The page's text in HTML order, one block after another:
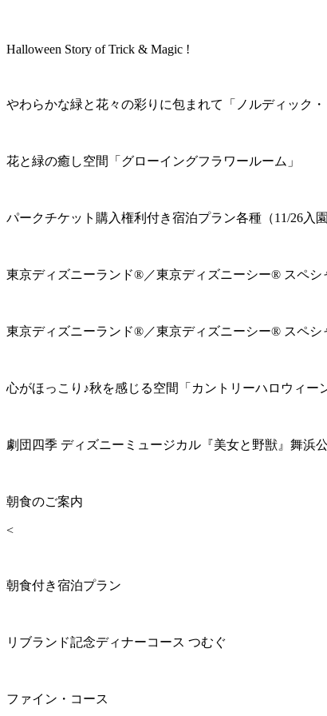
Halloween Story of Trick & Magic !
やわらかな緑と花々の彩りに包まれて「ノルディック・
花と緑の癒し空間「グローイングフラワールーム」
パークチケット購入権利付き宿泊プラン各種（11/26入園
東京ディズニーランド®／東京ディズニーシー® スペ
東京ディズニーランド®／東京ディズニーシー® スペ
心がほっこり♪秋を感じる空間「カントリーハロウィー
劇団四季 ディズニーミュージカル『美女と野獣』舞浜
朝食のご案内
<
朝食付き宿泊プラン
リブランド記念ディナーコース つむぐ
ファイン・コース